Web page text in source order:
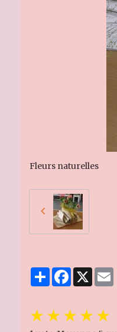
Fleurs naturelles
PartagerFacebook
X
★★★★★